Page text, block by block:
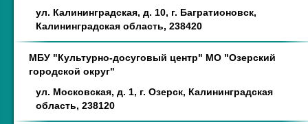
ул. Калининградская, д. 10, г. Багратионовск,
Калининградская область, 238420
МБУ "Культурно-досуговый центр" МО "Озерский
городской округ"
ул. Московская, д. 1, г. Озерск, Калининградская
область, 238120